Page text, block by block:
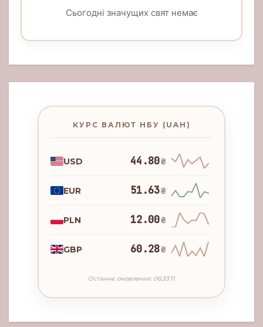
Сьогодні значущих свят немає
КУРС ВАЛЮТ НБУ (UAH)
USD 44.80₴
EUR 51.63₴
PLN 12.00₴
GBP 60.28₴
Останнє оновлення: 06:33:11